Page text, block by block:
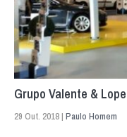
Grupo Valente &
29 Out. 2018 | Paulo Homem